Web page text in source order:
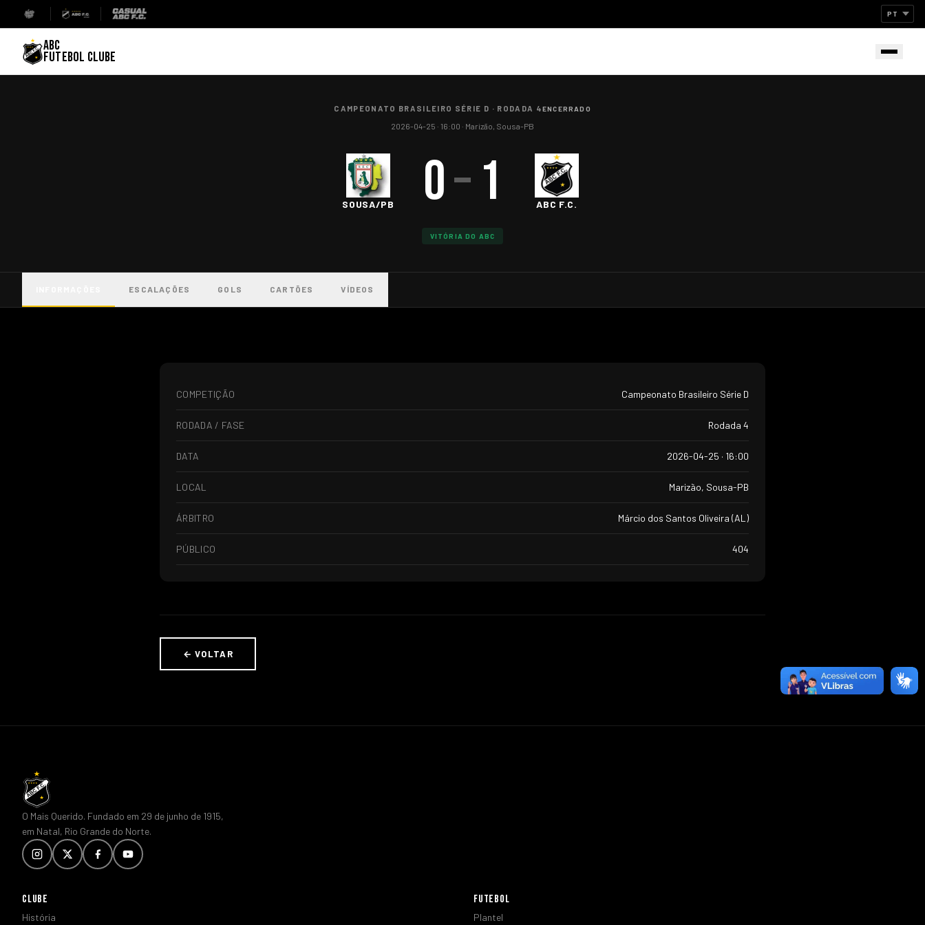
ABC
FUTEBOL CLUBE
CAMPEONATO BRASILEIRO SÉRIE D · RODADA 4ENCERRADO
2026-04-25 · 16:00 · Marizão, Sousa-PB
SOUSA/PB 0–1 ABC F.C.
VITÓRIA DO ABC
ESCALAÇÕES GOLS CARTÕES VÍDEOS
COMPETIÇÃO Campeonato Brasileiro Série D
RODADA / FASE Rodada 4
DATA 2026-04-25 · 16:00
LOCAL Marizão, Sousa-PB
ÁRBITRO Márcio dos Santos Oliveira (AL)
PÚBLICO 404
← VOLTAR
O Mais Querido. Fundado em 29 de junho de 1915,
em Natal, Rio Grande do Norte.
CLUBE
História
FUTEBOL
Plantel